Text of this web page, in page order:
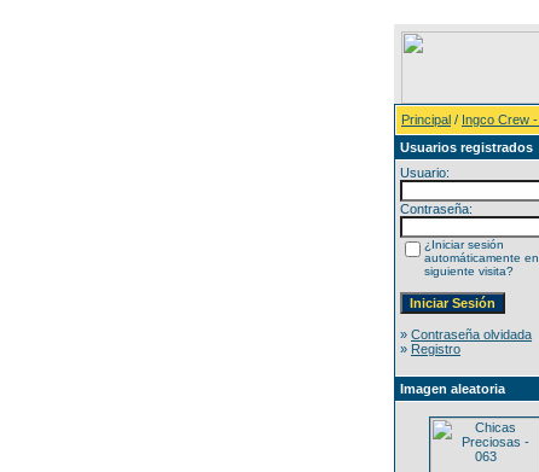
Principal / Ingco Crew
Usuarios registrados
Usuario:
Contraseña:
¿Iniciar sesión
automáticamente
siguiente visita?
» Contraseña olvidada
» Registro
Imagen aleatoria